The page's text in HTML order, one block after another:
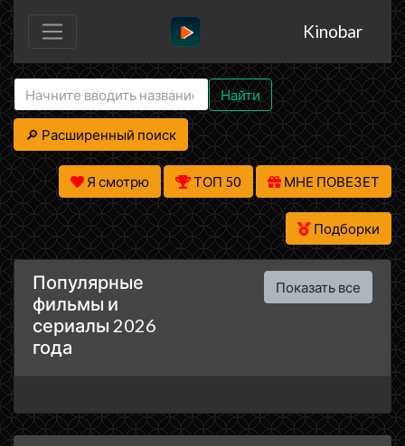
Kinobar
Найти
🔎 Расширенный поиск
Я смотрю ТОП 50 МНЕ ПОВЕЗЕТ
Подборки
Популярные
фильмы и
сериалы 2026
года
Показать все